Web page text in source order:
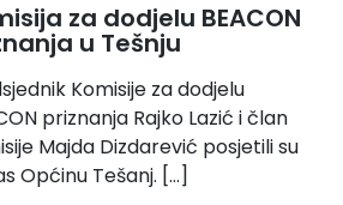
za dodjelu BEACON
u Tešnju
Komisije za dodjelu
priznanja Rajko Lazić i član
Majda Dizdarević posjetili su
Općinu Tešanj. […]